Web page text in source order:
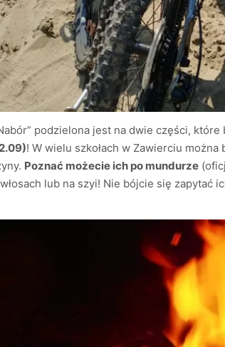
podzielona jest na dwie części,
! W wielu szkołach w Zawierciu
Poznać możecie ich po mundurze
lub na szyi! Nie bójcie się